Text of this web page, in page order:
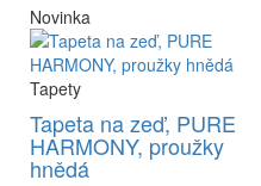
Novinka
Tapety
Tapeta na zeď, PURE
HARMONY, proužky
hnědá